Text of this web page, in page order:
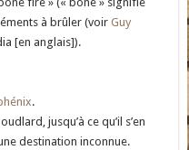
à brûler (voirGuy
[en anglais]).
.
jusqu’à ce qu’il s’en
destination inconnue.